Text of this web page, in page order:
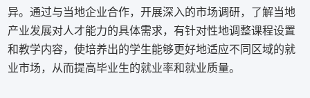
异。通过与当地企业合作，开展深入的市场调研，了解当地
产业发展对人才能力的具体需求，有针对性地调整课程设置
和教学内容，使培养出的学生能够更好地适应不同区域的就
业市场，从而提高毕业生的就业率和就业质量。